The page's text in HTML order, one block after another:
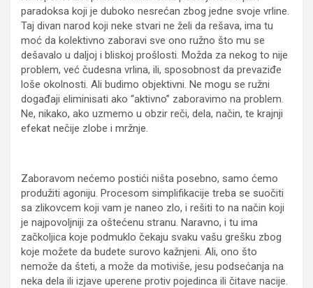
paradoksa koji je duboko nesrećan zbog jedne svoje vrline.
Taj divan narod koji neke stvari ne želi da rešava, ima tu
moć da kolektivno zaboravi sve ono ružno što mu se
dešavalo u daljoj i bliskoj prošlosti. Možda za nekog to nije
problem, već čudesna vrlina, ili, sposobnost da prevaziđe
loše okolnosti. Ali budimo objektivni. Ne mogu se ružni
događaji eliminisati ako “aktivno” zaboravimo na problem.
Ne, nikako, ako uzmemo u obzir reči, dela, način, te krajnji
efekat nečije zlobe i mržnje.
Zaboravom nećemo postići ništa posebno, samo ćemo
produžiti agoniju. Procesom simplifikacije treba se suočiti
sa zlikovcem koji vam je naneo zlo, i rešiti to na način koji
je najpovoljniji za oštećenu stranu. Naravno, i tu ima
začkoljica koje podmuklo čekaju svaku vašu grešku zbog
koje možete da budete surovo kažnjeni. Ali, ono što
nemože da šteti, a može da motiviše, jesu podsećanja na
neka dela ili izjave uperene protiv pojedinca ili čitave nacije.